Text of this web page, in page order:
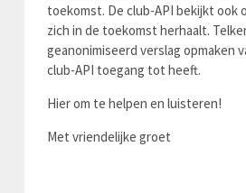
toekomst. De club-API bekijkt ook
zich in de toekomst herhaalt.
geanonimiseerd verslag opmaken
club-API toegang tot heeft.
Hier om te helpen en luisteren!
Met vriendelijke groet